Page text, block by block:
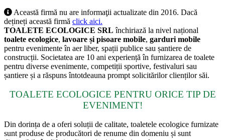
Această firmă nu are informaţii actualizate din 2016. Dacă
dețineți această firmă click aici.
TOALETE ECOLOGICE SRL închiriază la nivel național
toalete ecologice, lavoare și pisoare mobile, garduri mobile
pentru evenimente în aer liber, spații publice sau șantiere de
construcții. Societatea are 10 ani experiență în furnizarea de toalete
pentru diverse evenimente, competiții sportive, festivaluri sau
șantiere și a răspuns întotdeauna prompt solicitărilor clienților săi.
TOALETE ECOLOGICE PENTRU ORICE TIP DE
EVENIMENT!
Din dorința de a oferi soluții de calitate, toaletele ecologice furnizate
sunt produse de producători de renume din domeniu și sunt